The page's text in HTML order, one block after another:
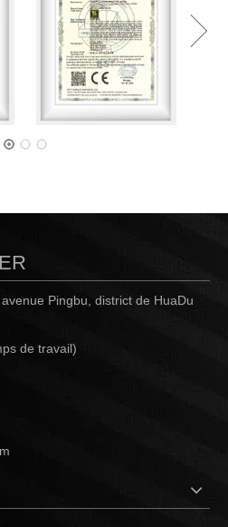
Pingbu, district de HuaDu
de travail)